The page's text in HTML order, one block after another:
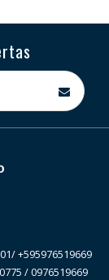
+595976519669
/ 0976519669